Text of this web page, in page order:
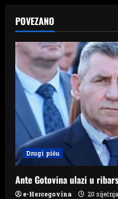
a
v
i
g
t
i
o
n
POVEZANO
Drugi pišu
Ante Gotovina ulazi u
e-Hercegovina 20